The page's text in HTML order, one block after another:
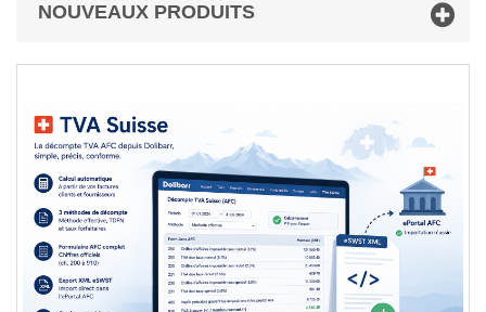
NOUVEAUX PRODUITS